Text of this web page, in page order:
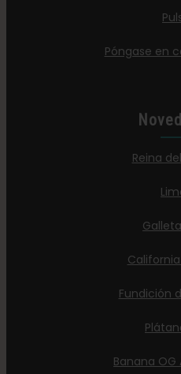
Póngase en
Reina
Fundición
Banana